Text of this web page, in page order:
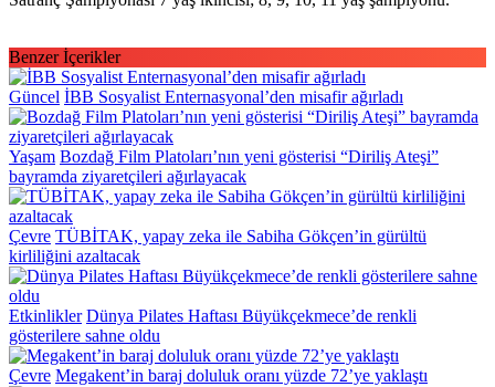
Benzer İçerikler
Güncel İBB Sosyalist Enternasyonal’den misafir ağırladı
Yaşam Bozdağ Film Platoları’nın yeni gösterisi “Diriliş Ateşi”
bayramda ziyaretçileri ağırlayacak
Çevre TÜBİTAK, yapay zeka ile Sabiha Gökçen’in gürültü
kirliliğini azaltacak
Etkinlikler Dünya Pilates Haftası Büyükçekmece’de renkli
gösterilere sahne oldu
Çevre Megakent’in baraj doluluk oranı yüzde 72’ye yaklaştı